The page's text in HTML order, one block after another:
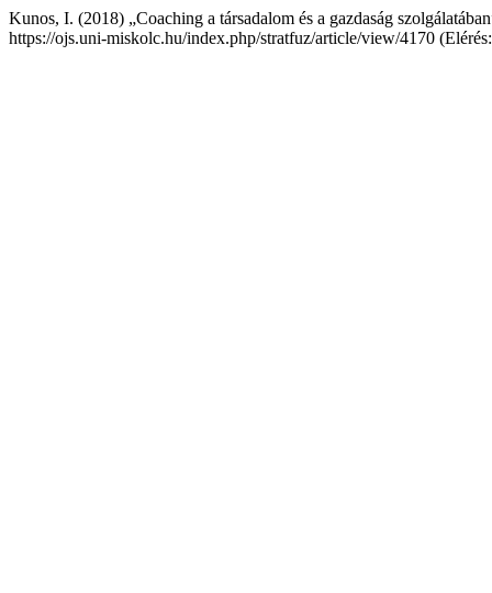
Kunos, I. (2018) „Coaching a társadalom és a gazdaság
https://ojs.uni-miskolc.hu/index.php/stratfuz/article/view/4170